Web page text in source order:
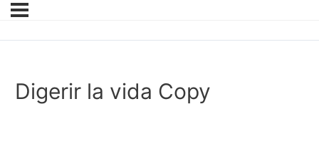
Digerir la vida Copy